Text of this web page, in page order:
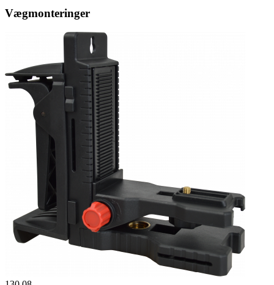
Vægmonteringer